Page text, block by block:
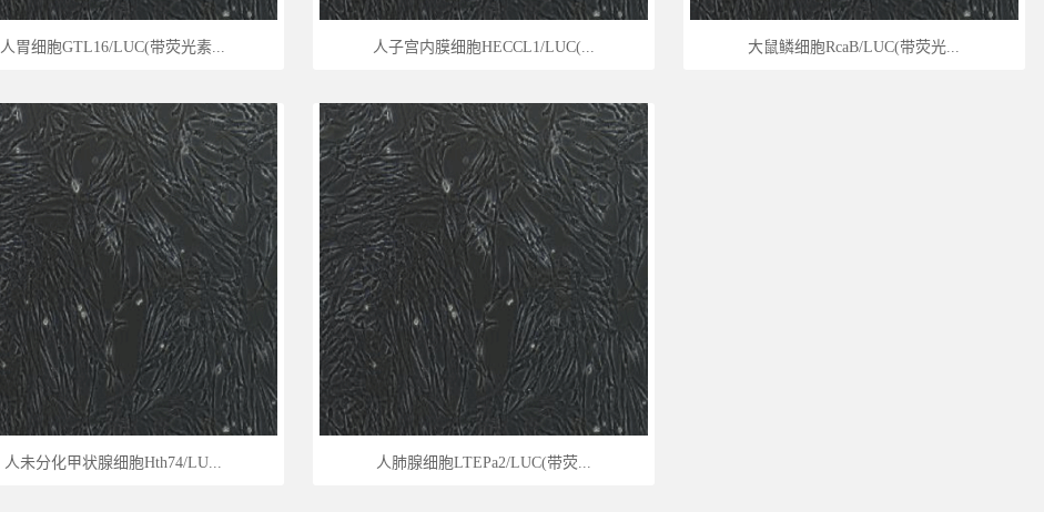
人胃细胞GTL16/LUC(带荧光素... 人子宫内膜细胞HECCL1/LUC(... 大鼠鳞细胞RcaB/LUC(带荧光...
人未分化甲状腺细胞Hth74/LU... 人肺腺细胞LTEPa2/LUC(带荧...